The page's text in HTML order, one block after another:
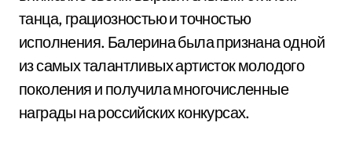
танца, грациозностью и точностью
исполнения. Балерина была признана одной
из самых талантливых артисток молодого
поколения и получила многочисленные
награды на российских конкурсах.